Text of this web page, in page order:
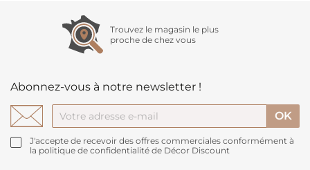
Trouvez le magasin le plus
proche de chez vous
Abonnez-vous à notre newsletter !
J'accepte de recevoir des offres commerciales conformément à
la politique de confidentialité de Décor Discount